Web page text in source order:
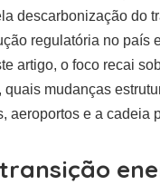
descarbonização do
regulatória no país
artigo, o foco recai
mudanças
aeroportos e a cadeia